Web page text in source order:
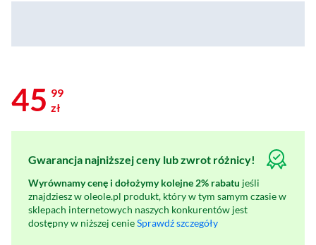
45 99
zł
Gwarancja najniższej ceny lub zwrot różnicy!
Wyrównamy cenę i dołożymy kolejne 2% rabatu jeśli
znajdziesz w oleole.pl produkt, który w tym samym czasie w
sklepach internetowych naszych konkurentów jest
dostępny w niższej cenieSprawdź szczegóły